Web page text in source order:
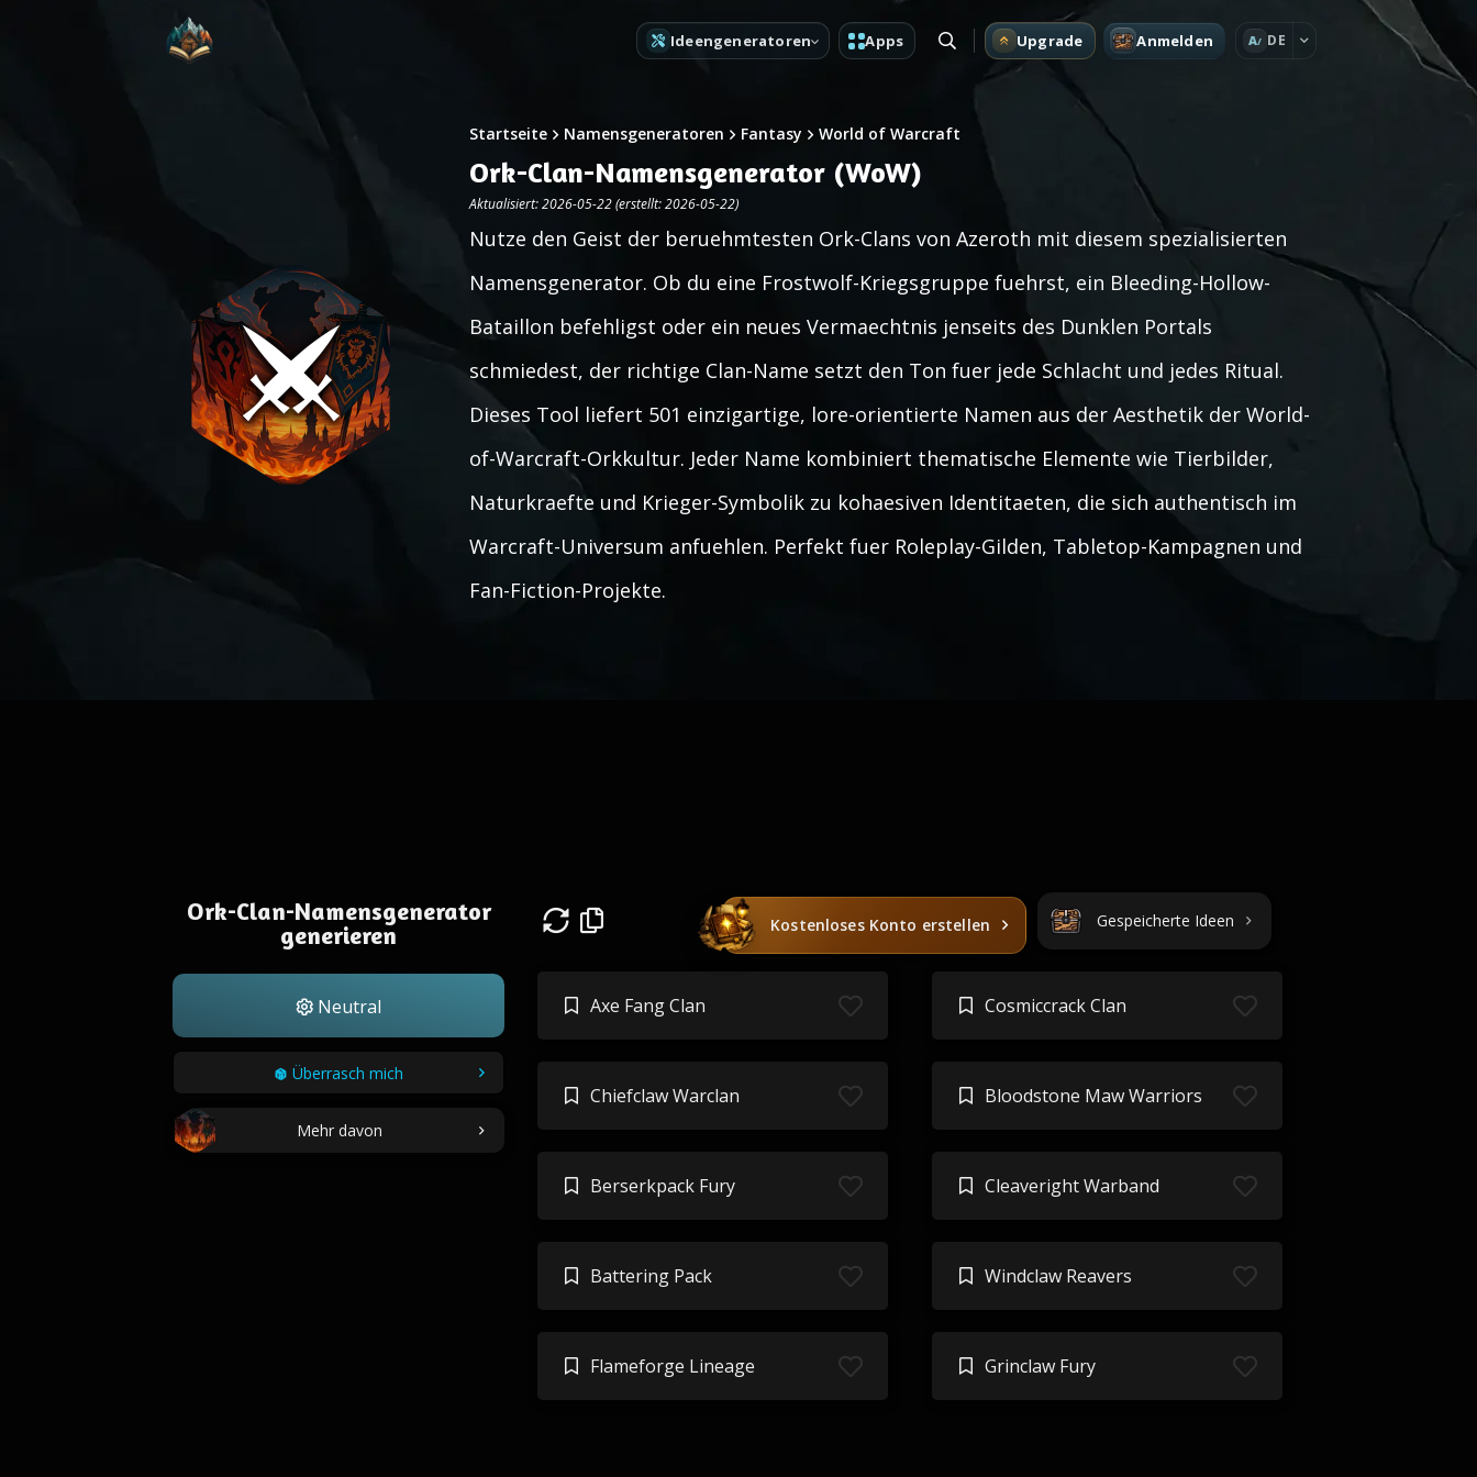
Ideengeneratoren Apps Upgrade Anmelden A DE
Startseite Namensgeneratoren Fantasy World of Warcraft
Ork-Clan-Namensgenerator (WoW)
Aktualisiert: 2026-05-22 (erstellt: 2026-05-22)
Nutze den Geist der beruehmtesten Ork-Clans von Azeroth mit diesem spezialisierten
Namensgenerator. Ob du eine Frostwolf-Kriegsgruppe fuehrst, ein Bleeding-Hollow-
Bataillon befehligst oder ein neues Vermaechtnis jenseits des Dunklen Portals
schmiedest, der richtige Clan-Name setzt den Ton fuer jede Schlacht und jedes Ritual.
Dieses Tool liefert 501 einzigartige, lore-orientierte Namen aus der Aesthetik der World-
of-Warcraft-Orkkultur. Jeder Name kombiniert thematische Elemente wie Tierbilder,
Naturkraefte und Krieger-Symbolik zu kohaesiven Identitaeten, die sich authentisch im
Warcraft-Universum anfuehlen. Perfekt fuer Roleplay-Gilden, Tabletop-Kampagnen und
Fan-Fiction-Projekte.
Ork-Clan-Namensgenerator
generieren
Neutral
Überrasch mich
Mehr davon
Kostenloses Konto erstellen Gespeicherte Ideen
Axe Fang Clan Cosmiccrack Clan
Chiefclaw Warclan Bloodstone Maw Warriors
Berserkpack Fury Cleaveright Warband
Battering Pack Windclaw Reavers
Flameforge Lineage Grinclaw Fury